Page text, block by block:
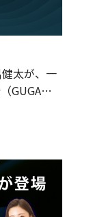
太が、一
GUGA）
審査員